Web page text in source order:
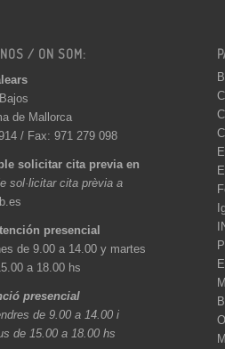
/ ON SOM:
de Mallorca
/ Fax: 971 279 098
solicitar cita previa en
sol·licitar cita prèvia a
presencial
de 9.00 a 14.00 y martes
a 18.00 hs
presencial
de 9.00 a 14.00 i
de 15.00 a 18.00 hs